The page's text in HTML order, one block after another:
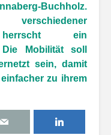
Buchholz.
herrscht ein
Mobilität soll
sein, damit
zu ihrem